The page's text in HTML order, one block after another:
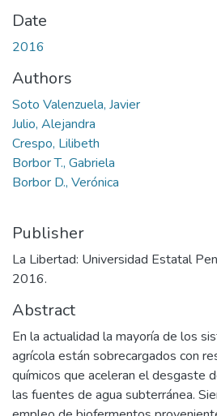
Date
2016
Authors
Soto Valenzuela, Javier
Julio, Alejandra
Crespo, Lilibeth
Borbor T., Gabriela
Borbor D., Verónica
Publisher
La Libertad: Universidad Estatal
2016.
Abstract
En la actualidad la mayoría de los
agrícola están sobrecargados con
químicos que aceleran el desgaste
las fuentes de agua subterránea.